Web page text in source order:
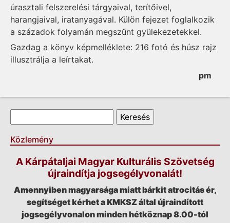
úrasztali felszerelési tárgyaival, terítőivel,
harangjaival, iratanyagával. Külön fejezet foglalkozik
a századok folyamán megszűnt gyülekezetekkel.
Gazdag a könyv képmelléklete: 216 fotó és húsz rajz
illusztrálja a leírtakat.
pm
Keresés űrlap
Közlemény
A Kárpátaljai Magyar Kulturális Szövetség
újraindítja jogsegélyvonalát!
Amennyiben magyarsága miatt bárkit atrocitás ér,
segítséget kérhet a KMKSZ által újraindított
jogsegélyvonalon minden hétköznap 8.00-tól